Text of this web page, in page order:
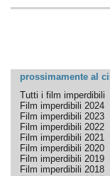
prossimamente al
Tutti i film imperdibili
Film imperdibili 2024
Film imperdibili 2023
Film imperdibili 2022
Film imperdibili 2021
Film imperdibili 2020
Film imperdibili 2019
Film imperdibili 2018